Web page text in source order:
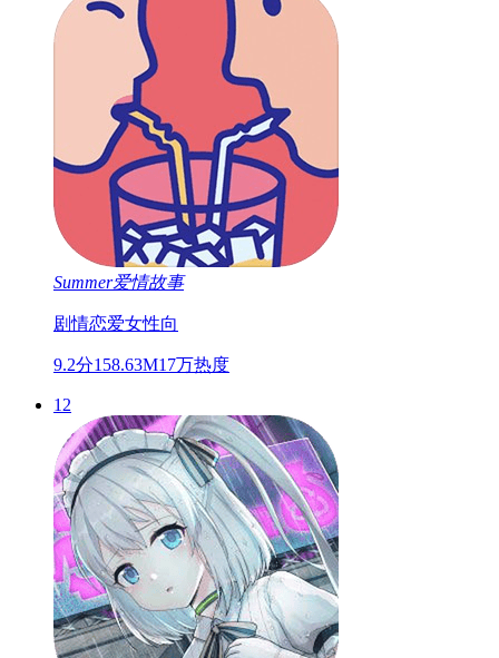
Summer爱情故事
剧情恋爱女性向
9.2分158.63M17万热度
12